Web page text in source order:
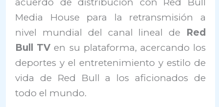
Media House para la retransmisión a
nivel mundial del canal lineal de Red
Bull TV en su plataforma, acercando los
deportes y el entretenimiento y estilo de
vida de Red Bull a los aficionados de
todo el mundo.